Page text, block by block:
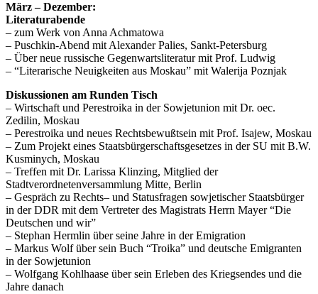
März – Dezember:
Literaturabende
– zum Werk von Anna Achmatowa
– Puschkin-Abend mit Alexander Palies, Sankt-Petersburg
– Über neue russische Gegenwartsliteratur mit Prof. Ludwig
– “Literarische Neuigkeiten aus Moskau” mit Walerija Poznjak
Diskussionen am Runden Tisch
– Wirtschaft und Perestroika in der Sowjetunion mit Dr. oec.
Zedilin, Moskau
– Perestroika und neues Rechtsbewußtsein mit Prof. Isajew, Moskau
– Zum Projekt eines Staatsbürgerschaftsgesetzes in der SU mit B.W.
Kusminych, Moskau
– Treffen mit Dr. Larissa Klinzing, Mitglied der
Stadtverordnetenversammlung Mitte, Berlin
– Gespräch zu Rechts– und Statusfragen sowjetischer Staatsbürger
in der DDR mit dem Vertreter des Magistrats Herrn Mayer “Die
Deutschen und wir”
– Stephan Hermlin über seine Jahre in der Emigration
– Markus Wolf über sein Buch “Troika” und deutsche Emigranten
in der Sowjetunion
– Wolfgang Kohlhaase über sein Erleben des Kriegsendes und die
Jahre danach